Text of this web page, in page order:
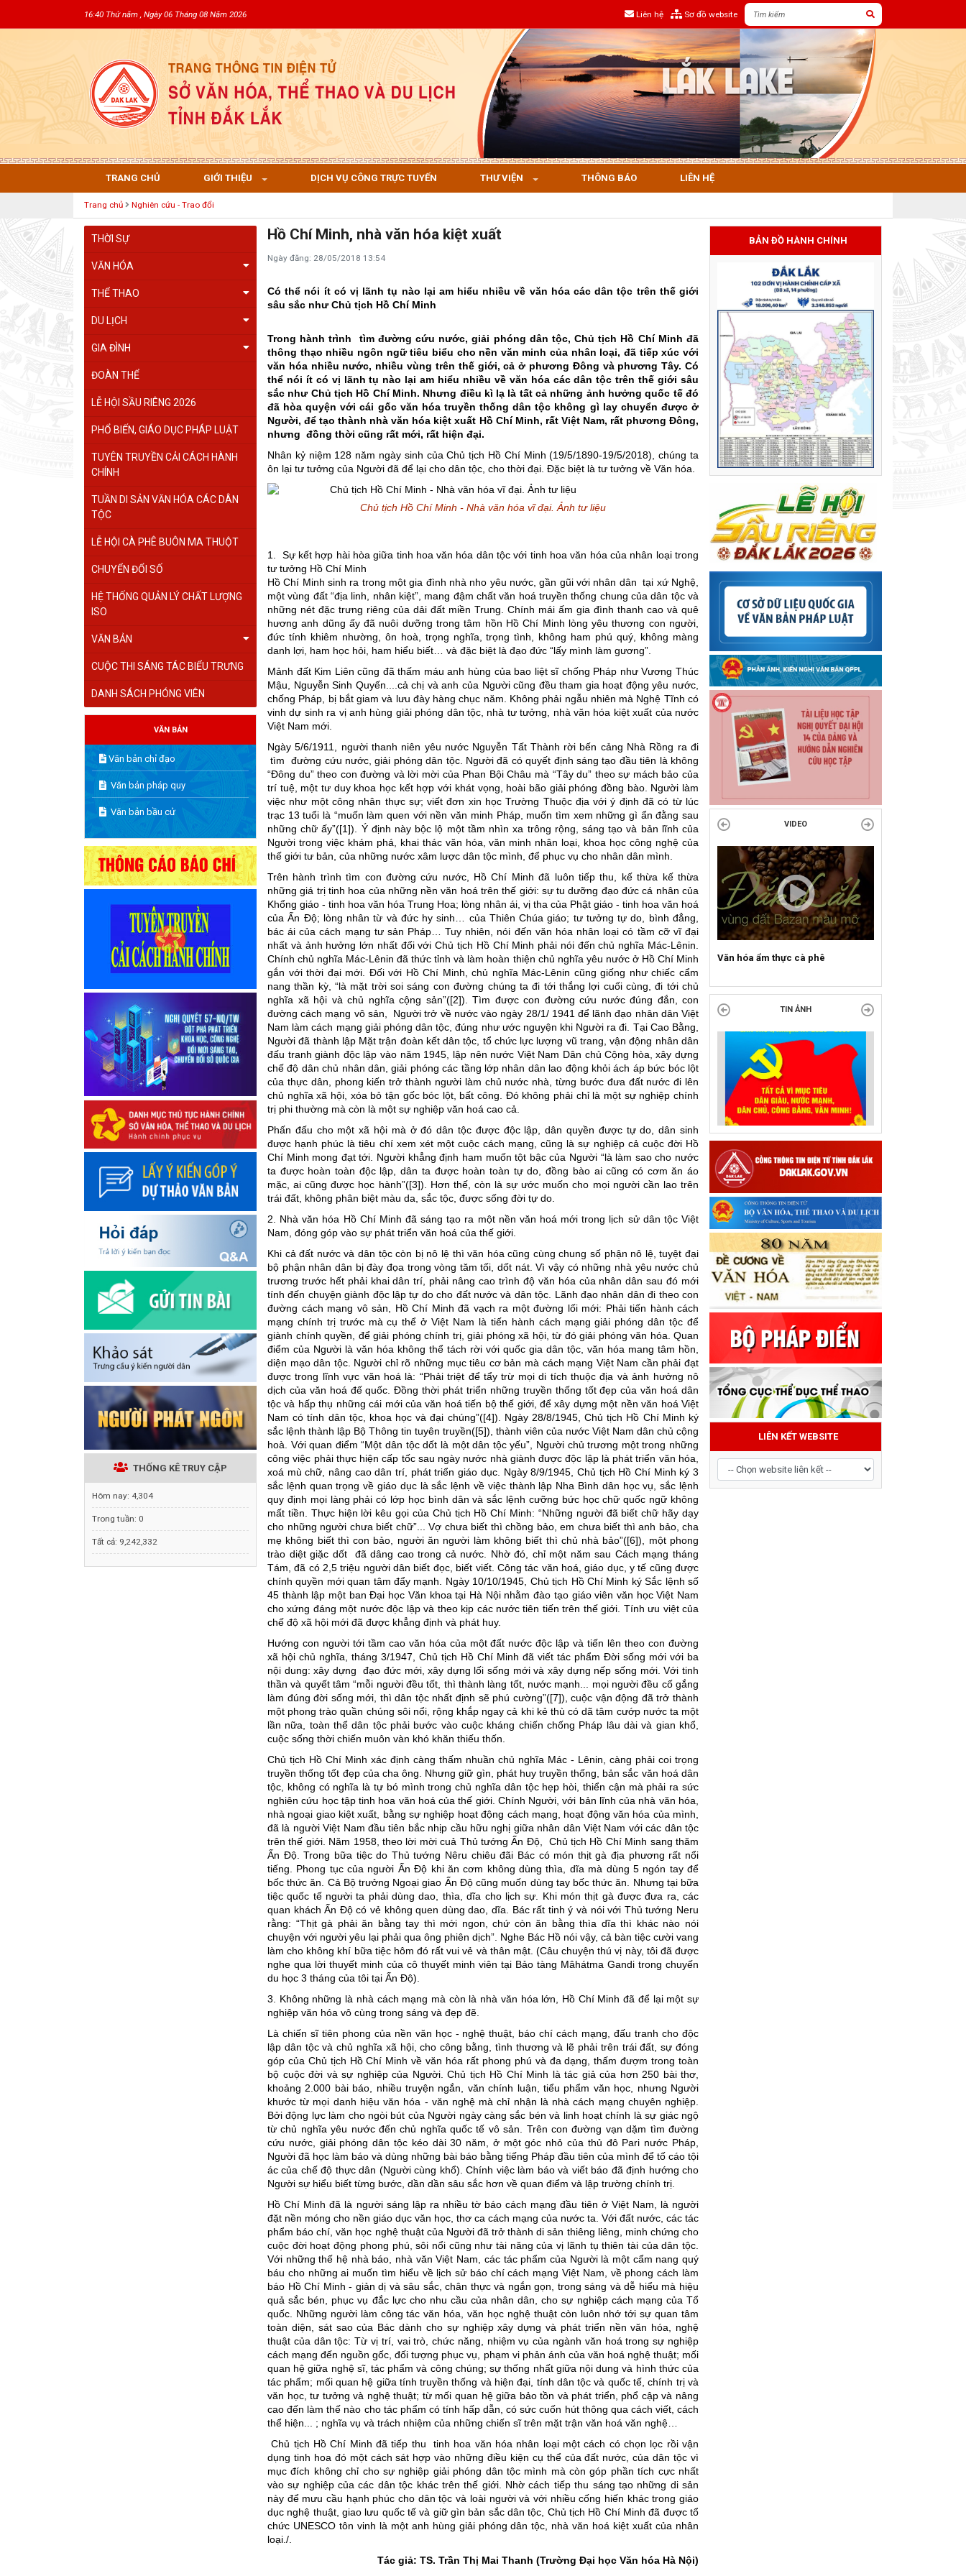
16:40 Thứ năm , Ngày 06 Tháng 08 Năm 2026 Liên hệ Sơ đồ website
TRANG CHỦ GIỚI THIỆU DỊCH VỤ CÔNG TRỰC TUYẾN THƯ VIỆN THÔNG BÁO LIÊN HỆ
Trang chủ Nghiên cứu - Trao đổi
THỜI SỰ
VĂN HÓA
THỂ THAO
DU LỊCH
GIA ĐÌNH
ĐOÀN THỂ
LỄ HỘI SẦU RIÊNG 2026
PHỔ BIẾN, GIÁO DỤC PHÁP LUẬT
TUYÊN TRUYỀN CẢI CÁCH HÀNH
CHÍNH
TUẦN DI SẢN VĂN HÓA CÁC DÂN
TỘC
LỄ HỘI CÀ PHÊ BUÔN MA THUỘT
CHUYỂN ĐỔI SỐ
HỆ THỐNG QUẢN LÝ CHẤT LƯỢNG
ISO
VĂN BẢN
CUỘC THI SÁNG TÁC BIỂU TRƯNG
DANH SÁCH PHÓNG VIÊN
VĂN BẢN
Văn bản chỉ đạo
Văn bản pháp quy
Văn bản bầu cử
THỐNG KÊ TRUY CẬP
Hôm nay: 4,304
Trong tuần: 0
Tất cả: 9,242,332
Hồ Chí Minh, nhà văn hóa kiệt xuất
Ngày đăng: 28/05/2018 13:54
Có thể nói ít có vị lãnh tụ nào lại am hiểu nhiều về văn hóa các dân tộc trên thế giới
sâu sắc như Chủ tịch Hồ Chí Minh
Trong hành trình tìm đường cứu nước, giải phóng dân tộc, Chủ tịch Hồ Chí Minh đã
thông thạo nhiều ngôn ngữ tiêu biểu cho nền văn minh của nhân loại, đã tiếp xúc với
văn hóa nhiều nước, nhiều vùng trên thế giới, cả ở phương Đông và phương Tây. Có
thể nói ít có vị lãnh tụ nào lại am hiểu nhiều về văn hóa các dân tộc trên thế giới sâu
sắc như Chủ tịch Hồ Chí Minh. Nhưng điều kì lạ là tất cả những ảnh hưởng quốc tế đó
đã hòa quyện với cái gốc văn hóa truyền thống dân tộc không gì lay chuyển được ở
Người, để tạo thành nhà văn hóa kiệt xuất Hồ Chí Minh, rất Việt Nam, rất phương Đông,
nhưng đồng thời cũng rất mới, rất hiện đại.
Nhân kỷ niệm 128 năm ngày sinh của Chủ tịch Hồ Chí Minh (19/5/1890-19/5/2018), chúng ta
ôn lại tư tưởng của Người đã để lại cho dân tộc, cho thời đại. Đặc biệt là tư tưởng về Văn hóa.
Chủ tịch Hồ Chí Minh - Nhà văn hóa vĩ đại. Ảnh tư liệu
1. Sự kết hợp hài hòa giữa tinh hoa văn hóa dân tộc với tinh hoa văn hóa của nhân loại trong
tư tưởng Hồ Chí Minh
Hồ Chí Minh sinh ra trong một gia đình nhà nho yêu nước, gần gũi với nhân dân tại xứ Nghệ,
một vùng đất “địa linh, nhân kiệt”, mang đậm chất văn hoá truyền thống chung của dân tộc và
những nét đặc trưng riêng của dải đất miền Trung. Chính mái ấm gia đình thanh cao và quê
hương anh dũng ấy đã nuôi dưỡng trong tâm hồn Hồ Chí Minh lòng yêu thương con người,
đức tính khiêm nhường, ôn hoà, trọng nghĩa, trọng tình, không ham phú quý, không màng
danh lợi, ham học hỏi, ham hiểu biết… và đặc biệt là đạo đức “lấy mình làm gương”.
Mảnh đất Kim Liên cũng đã thấm máu anh hùng của bao liệt sĩ chống Pháp như Vương Thúc
Mậu, Nguyễn Sinh Quyến....cả chị và anh của Người cũng đều tham gia hoạt động yêu nước,
chống Pháp, bị bắt giam và lưu đày hàng chục năm. Không phải ngẫu nhiên mà Nghệ Tĩnh có
vinh dự sinh ra vị anh hùng giải phóng dân tộc, nhà tư tưởng, nhà văn hóa kiệt xuất của nước
Việt Nam mới.
Ngày 5/6/1911, người thanh niên yêu nước Nguyễn Tất Thành rời bến cảng Nhà Rồng ra đi
tìm đường cứu nước, giải phóng dân tộc. Người đã có quyết định sáng tạo đầu tiên là không
“Đông du” theo con đường và lời mời của Phan Bội Châu mà “Tây du” theo sự mách bảo của
trí tuệ, một tư duy khoa học kết hợp với khát vọng, hoài bão giải phóng đồng bào. Người làm
việc như một công nhân thực sự; viết đơn xin học Trường Thuộc địa với ý định đã có từ lúc
trạc 13 tuổi là “muốn làm quen với nền văn minh Pháp, muốn tìm xem những gì ẩn đằng sau
những chữ ấy”([1]). Ý định này bộc lộ một tầm nhìn xa trông rộng, sáng tạo và bản lĩnh của
Người trong việc khám phá, khai thác văn hóa, văn minh nhân loại, khoa học công nghệ của
thế giới tư bản, của những nước xâm lược dân tộc mình, để phục vụ cho nhân dân mình.
Trên hành trình tìm con đường cứu nước, Hồ Chí Minh đã luôn tiếp thu, kế thừa kế thừa
những giá trị tinh hoa của những nền văn hoá trên thế giới: sự tu dưỡng đạo đức cá nhân của
Khổng giáo - tinh hoa văn hóa Trung Hoa; lòng nhân ái, vị tha của Phật giáo - tinh hoa văn hoá
của Ấn Độ; lòng nhân từ và đức hy sinh… của Thiên Chúa giáo; tư tưởng tự do, bình đẳng,
bác ái của cách mạng tư sản Pháp… Tuy nhiên, nói đến văn hóa nhân loại có tầm cỡ vĩ đại
nhất và ảnh hưởng lớn nhất đối với Chủ tịch Hồ Chí Minh phải nói đến chủ nghĩa Mác-Lênin.
Chính chủ nghĩa Mác-Lênin đã thức tỉnh và làm hoàn thiện chủ nghĩa yêu nước ở Hồ Chí Minh
gắn với thời đại mới. Đối với Hồ Chí Minh, chủ nghĩa Mác-Lênin cũng giống như chiếc cẩm
nang thần kỳ, “là mặt trời soi sáng con đường chúng ta đi tới thắng lợi cuối cùng, đi tới chủ
nghĩa xã hội và chủ nghĩa cộng sản”([2]). Tìm được con đường cứu nước đúng đắn, con
đường cách mạng vô sản, Người trở về nước vào ngày 28/1/ 1941 để lãnh đạo nhân dân Việt
Nam làm cách mạng giải phóng dân tộc, đúng như ước nguyện khi Người ra đi. Tại Cao Bằng,
Người đã thành lập Mặt trận đoàn kết dân tộc, tổ chức lực lượng vũ trang, vận động nhân dân
đấu tranh giành độc lập vào năm 1945, lập nên nước Việt Nam Dân chủ Cộng hòa, xây dựng
chế độ dân chủ nhân dân, giải phóng các tầng lớp nhân dân lao động khỏi ách áp bức bóc lột
của thực dân, phong kiến trở thành người làm chủ nước nhà, từng bước đưa đất nước đi lên
chủ nghĩa xã hội, xóa bỏ tận gốc bóc lột, bất công. Đó không phải chỉ là một sự nghiệp chính
trị phi thường mà còn là một sự nghiệp văn hoá cao cả.
Phấn đấu cho một xã hội mà ở đó dân tộc được độc lập, dân quyền được tự do, dân sinh
được hạnh phúc là tiêu chí xem xét một cuộc cách mạng, cũng là sự nghiệp cả cuộc đời Hồ
Chí Minh mong đạt tới. Người khẳng định ham muốn tột bậc của Người “là làm sao cho nước
ta được hoàn toàn độc lập, dân ta được hoàn toàn tự do, đồng bào ai cũng có cơm ăn áo
mặc, ai cũng được học hành”([3]). Hơn thế, còn là sự ước muốn cho mọi người cần lao trên
trái đất, không phân biệt màu da, sắc tộc, được sống đời tự do.
2. Nhà văn hóa Hồ Chí Minh đã sáng tạo ra một nền văn hoá mới trong lịch sử dân tộc Việt
Nam, đóng góp vào sự phát triển văn hoá của thế giới.
Khi cả đất nước và dân tộc còn bị nô lệ thì văn hóa cũng cùng chung số phận nô lệ, tuyệt đại
bộ phận nhân dân bị đày đọa trong vòng tăm tối, dốt nát. Vì vậy có những nhà yêu nước chủ
trương trước hết phải khai dân trí, phải nâng cao trình độ văn hóa của nhân dân sau đó mới
tính đến chuyện giành độc lập tự do cho đất nước và dân tộc. Lãnh đạo nhân dân đi theo con
đường cách mạng vô sản, Hồ Chí Minh đã vạch ra một đường lối mới: Phải tiến hành cách
mạng chính trị trước mà cụ thể ở Việt Nam là tiến hành cách mạng giải phóng dân tộc để
giành chính quyền, để giải phóng chính trị, giải phóng xã hội, từ đó giải phóng văn hóa. Quan
điểm của Người là văn hóa không thể tách rời với quốc gia dân tộc, văn hóa mang tâm hồn,
diện mạo dân tộc. Người chỉ rõ những mục tiêu cơ bản mà cách mạng Việt Nam cần phải đạt
được trong lĩnh vực văn hoá là: “Phải triệt để tẩy trừ mọi di tích thuộc địa và ảnh hưởng nô
dịch của văn hoá đế quốc. Đồng thời phát triển những truyền thống tốt đẹp của văn hoá dân
tộc và hấp thụ những cái mới của văn hoá tiến bộ thế giới, để xây dựng một nền văn hoá Việt
Nam có tính dân tộc, khoa học và đại chúng”([4]). Ngày 28/8/1945, Chủ tịch Hồ Chí Minh ký
sắc lệnh thành lập Bộ Thông tin tuyên truyền([5]), thành viên của nước Việt Nam dân chủ cộng
hoà. Với quan điểm “Một dân tộc dốt là một dân tộc yếu”, Người chủ trương một trong những
công việc phải thực hiện cấp tốc sau ngày nước nhà giành được độc lập là phát triển văn hóa,
xoá mù chữ, nâng cao dân trí, phát triển giáo dục. Ngày 8/9/1945, Chủ tịch Hồ Chí Minh ký 3
sắc lệnh quan trọng về giáo dục là sắc lệnh về việc thành lập Nha Bình dân học vụ, sắc lệnh
quy định mọi làng phải có lớp học bình dân và sắc lệnh cưỡng bức học chữ quốc ngữ không
mất tiền. Thực hiện lời kêu gọi của Chủ tịch Hồ Chí Minh: “Những người đã biết chữ hãy dạy
cho những người chưa biết chữ”... Vợ chưa biết thì chồng bảo, em chưa biết thì anh bảo, cha
mẹ không biết thì con bảo, người ăn người làm không biết thì chủ nhà bảo”([6]), một phong
trào diệt giặc dốt đã dâng cao trong cả nước. Nhờ đó, chỉ một năm sau Cách mạng tháng
Tám, đã có 2,5 triệu người dân biết đọc, biết viết. Công tác văn hoá, giáo dục, y tế cũng được
chính quyền mới quan tâm đẩy mạnh. Ngày 10/10/1945, Chủ tịch Hồ Chí Minh ký Sắc lệnh số
45 thành lập một ban Đại học Văn khoa tại Hà Nội nhằm đào tạo giáo viên văn học Việt Nam
cho xứng đáng một nước độc lập và theo kịp các nước tiên tiến trên thế giới. Tính ưu việt của
chế độ xã hội mới đã được khẳng định và phát huy.
Hướng con người tới tầm cao văn hóa của một đất nước độc lập và tiến lên theo con đường
xã hội chủ nghĩa, tháng 3/1947, Chủ tịch Hồ Chí Minh đã viết tác phẩm Đời sống mới với ba
nội dung: xây dựng đạo đức mới, xây dựng lối sống mới và xây dựng nếp sống mới. Với tinh
thần và quyết tâm “mỗi người đều tốt, thì thành làng tốt, nước mạnh... mọi người đều cố gắng
làm đúng đời sống mới, thì dân tộc nhất định sẽ phú cường”([7]), cuộc vận động đã trở thành
một phong trào quần chúng sôi nổi, rộng khắp ngay cả khi kẻ thù có dã tâm cướp nước ta một
lần nữa, toàn thể dân tộc phải bước vào cuộc kháng chiến chống Pháp lâu dài và gian khổ,
cuộc sống thời chiến muôn vàn khó khăn thiếu thốn.
Chủ tịch Hồ Chí Minh xác định càng thấm nhuần chủ nghĩa Mác - Lênin, càng phải coi trọng
truyền thống tốt đẹp của cha ông. Nhưng giữ gìn, phát huy truyền thống, bản sắc văn hoá dân
tộc, không có nghĩa là tự bó mình trong chủ nghĩa dân tộc hẹp hòi, thiển cận mà phải ra sức
nghiên cứu học tập tinh hoa văn hoá của thế giới. Chính Người, với bản lĩnh của nhà văn hóa,
nhà ngoại giao kiệt xuất, bằng sự nghiệp hoạt động cách mạng, hoạt động văn hóa của mình,
đã là người Việt Nam đầu tiên bắc nhịp cầu hữu nghị giữa nhân dân Việt Nam với các dân tộc
trên thế giới. Năm 1958, theo lời mời cuả Thủ tướng Ấn Độ, Chủ tịch Hồ Chí Minh sang thăm
Ấn Độ. Trong bữa tiệc do Thủ tướng Nêru chiêu đãi Bác có món thịt gà địa phương rất nổi
tiếng. Phong tục của người Ấn Độ khi ăn cơm không dùng thìa, dĩa mà dùng 5 ngón tay để
bốc thức ăn. Cả Bộ trưởng Ngoại giao Ấn Độ cũng muốn dùng tay bốc thức ăn. Nhưng tại bữa
tiệc quốc tế người ta phải dùng dao, thìa, dĩa cho lịch sự. Khi món thịt gà được đưa ra, các
quan khách Ấn Độ có vẻ không quen dùng dao, dĩa. Bác rất tinh ý và nói với Thủ tướng Neru
rằng: “Thịt gà phải ăn bằng tay thì mới ngon, chứ còn ăn bằng thìa dĩa thì khác nào nói
chuyện với người yêu lại phải qua ông phiên dịch”. Nghe Bác Hồ nói vậy, cả bàn tiệc cười vang
làm cho không khí bữa tiệc hôm đó rất vui vẻ và thân mật. (Câu chuyện thú vị này, tôi đã được
nghe qua lời thuyết minh của cô thuyết minh viên tại Bảo tàng Mâhátma Gandi trong chuyến
du học 3 tháng của tôi tại Ấn Độ).
3. Không những là nhà cách mạng mà còn là nhà văn hóa lớn, Hồ Chí Minh đã để lại một sự
nghiệp văn hóa vô cùng trong sáng và đẹp đẽ.
Là chiến sĩ tiên phong của nền văn học - nghệ thuật, báo chí cách mạng, đấu tranh cho độc
lập dân tộc và chủ nghĩa xã hội, cho công bằng, tình thương và lẽ phải trên trái đất, sự đóng
góp của Chủ tịch Hồ Chí Minh về văn hóa rất phong phú và đa dạng, thấm đượm trong toàn
bộ cuộc đời và sự nghiệp của Người. Chủ tịch Hồ Chí Minh là tác giả của hơn 250 bài thơ,
khoảng 2.000 bài báo, nhiều truyện ngắn, văn chính luận, tiểu phẩm văn học, nhưng Người
khước từ mọi danh hiệu văn hóa - văn nghệ mà chỉ nhận là nhà cách mạng chuyên nghiệp.
Bởi động lực làm cho ngòi bút của Người ngày càng sắc bén và linh hoạt chính là sự giác ngộ
từ chủ nghĩa yêu nước đến chủ nghĩa quốc tế vô sản. Trên con đường vạn dặm tìm đường
cứu nước, giải phóng dân tộc kéo dài 30 năm, ở một góc nhỏ của thủ đô Pari nước Pháp,
Người đã học làm báo và dùng những bài báo bằng tiếng Pháp đầu tiên của mình để tố cáo tội
ác của chế độ thực dân (Người cùng khổ). Chính việc làm báo và viết báo đã định hướng cho
Người sự hiểu biết từng bước, dần dần sâu sắc hơn về quan điểm và lập trường chính trị.
Hồ Chí Minh đã là người sáng lập ra nhiều tờ báo cách mạng đầu tiên ở Việt Nam, là người
đặt nền móng cho nền giáo dục văn học, thơ ca cách mạng của nước ta. Với đất nước, các tác
phẩm báo chí, văn học nghệ thuật của Người đã trở thành di sản thiêng liêng, minh chứng cho
cuộc đời hoạt động phong phú, sôi nổi cũng như tài năng của vị lãnh tụ thiên tài của dân tộc.
Với những thế hệ nhà báo, nhà văn Việt Nam, các tác phẩm của Người là một cẩm nang quý
báu cho những ai muốn tìm hiểu về lịch sử báo chí cách mạng Việt Nam, về phong cách làm
báo Hồ Chí Minh - giản dị và sâu sắc, chân thực và ngắn gọn, trong sáng và dễ hiểu mà hiệu
quả sắc bén, phục vụ đắc lực cho nhu cầu của nhân dân, cho sự nghiệp cách mạng của Tổ
quốc. Những người làm công tác văn hóa, văn học nghệ thuật còn luôn nhớ tới sự quan tâm
toàn diện, sát sao của Bác dành cho sự nghiệp xây dựng và phát triển nền văn hóa, nghệ
thuật của dân tộc: Từ vị trí, vai trò, chức năng, nhiệm vụ của ngành văn hoá trong sự nghiệp
cách mạng đến nguồn gốc, đối tượng phục vụ, phạm vi phản ánh của văn hoá nghệ thuật; mối
quan hệ giữa nghệ sĩ, tác phẩm và công chúng; sự thống nhất giữa nội dung và hình thức của
tác phẩm; mối quan hệ giữa tính truyền thống và hiện đại, tính dân tộc và quốc tế, chính trị và
văn học, tư tưởng và nghệ thuật; từ mối quan hệ giữa bảo tồn và phát triển, phổ cập và nâng
cao đến làm thế nào cho tác phẩm có tính hấp dẫn, có sức cuốn hút thông qua cách viết, cách
thể hiện... ; nghĩa vụ và trách nhiệm của những chiến sĩ trên mặt trận văn hoá văn nghệ…
Chủ tịch Hồ Chí Minh đã tiếp thu tinh hoa văn hóa nhân loại một cách có chọn lọc rồi vận
dụng tinh hoa đó một cách sát hợp vào những điều kiện cụ thể của đất nước, của dân tộc vì
mục đích không chỉ cho sự nghiệp giải phóng dân tộc mình mà còn góp phần tích cực nhất
vào sự nghiệp của các dân tộc khác trên thế giới. Nhờ cách tiếp thu sáng tạo những di sản
này để mưu cầu hạnh phúc cho dân tộc và loài người và với nhiều cống hiến khác trong giáo
dục nghệ thuật, giao lưu quốc tế và giữ gìn bản sắc dân tộc, Chủ tịch Hồ Chí Minh đã được tổ
chức UNESCO tôn vinh là một anh hùng giải phóng dân tộc, nhà văn hoá kiệt xuất của nhân
loại./.
Tác giả: TS. Trần Thị Mai Thanh (Trường Đại học Văn hóa Hà Nội)
BẢN ĐỒ HÀNH CHÍNH
VIDEO
Sự kiện mở màn Mùa du lịch 2026
LIÊN KẾT WEBSITE